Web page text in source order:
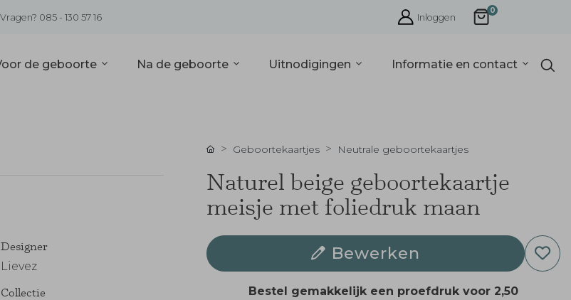
Vragen? 085 - 130 57 16 Inloggen
0
de geboorte Na de geboorte Uitnodigingen Informatie en contact
Designer
Lievez
Collectie
Geboortekaartjes Neutrale geboortekaartjes
Naturel beige geboortekaartje
meisje met foliedruk maan
Bewerken
Bestel gemakkelijk een proefdruk voor 2,50